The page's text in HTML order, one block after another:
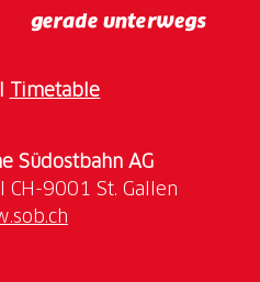
Timetable
Südostbahn AG